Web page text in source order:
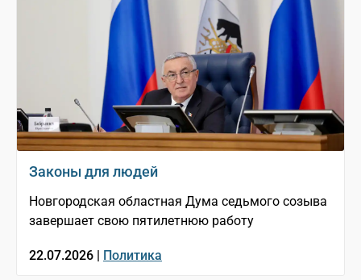
Законы для людей
Новгородская областная Дума седьмого созыва
завершает свою пятилетнюю работу
22.07.2026 | Политика